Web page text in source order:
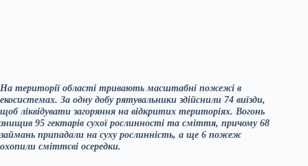
На території області тривають масштабні пожежі в
екосистемах. За одну добу рятувальники здійснили 74 виїзди,
щоб ліквідувати загоряння на відкритих територіях. Вогонь
знищив 95 гектарів сухої рослинності та сміття, причому 68
займань припадали на суху рослинність, а ще 6 пожеж
охопили сміттєві осередки.